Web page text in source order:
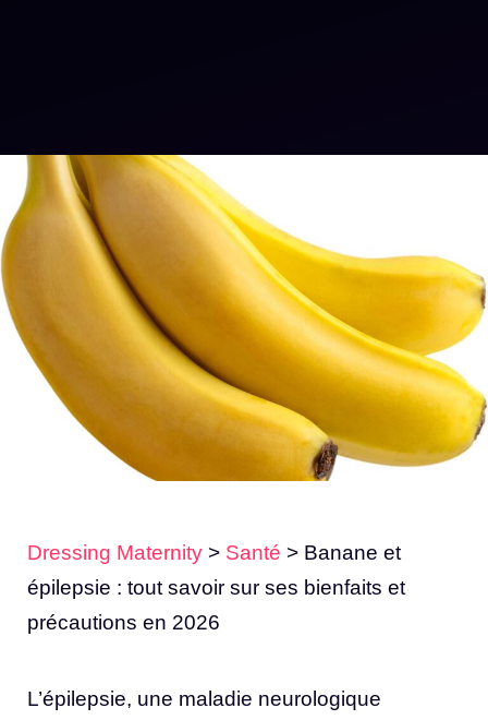
Dressing Maternity > Santé > Banane et
épilepsie : tout savoir sur ses bienfaits et
précautions en 2026
L’épilepsie, une maladie neurologique